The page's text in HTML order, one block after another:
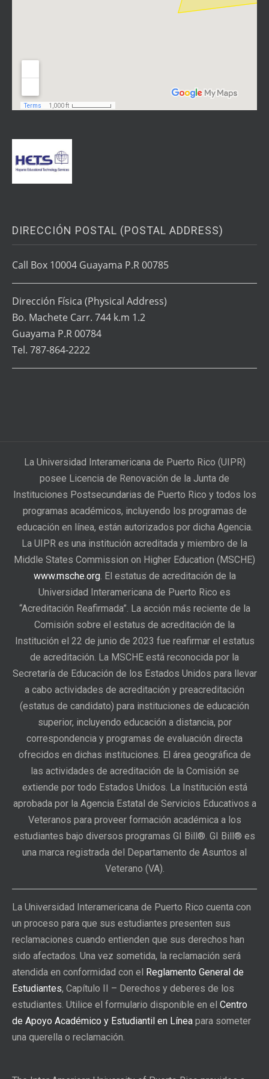
DIRECCIÓN POSTAL (POSTAL ADDRESS)
Call Box 10004 Guayama P.R 00785
Dirección Física (Physical Address)
Bo. Machete Carr. 744 k.m 1.2
Guayama P.R 00784
Tel. 787-864-2222
La Universidad Interamericana de Puerto Rico (UIPR)
posee Licencia de Renovación de la Junta de
Instituciones Postsecundarias de Puerto Rico y todos los
programas académicos, incluyendo los programas de
educación en línea, están autorizados por dicha Agencia.
La UIPR es una institución acreditada y miembro de la
Middle States Commission on Higher Education (MSCHE)
www.msche.org. El estatus de acreditación de la
Universidad Interamericana de Puerto Rico es
“Acreditación Reafirmada”. La acción más reciente de la
Comisión sobre el estatus de acreditación de la
Institución el 22 de junio de 2023 fue reafirmar el estatus
de acreditación. La MSCHE está reconocida por la
Secretaría de Educación de los Estados Unidos para llevar
a cabo actividades de acreditación y preacreditación
(estatus de candidato) para instituciones de educación
superior, incluyendo educación a distancia, por
correspondencia y programas de evaluación directa
ofrecidos en dichas instituciones. El área geográfica de
las actividades de acreditación de la Comisión se
extiende por todo Estados Unidos. La Institución está
aprobada por la Agencia Estatal de Servicios Educativos a
Veteranos para proveer formación académica a los
estudiantes bajo diversos programas GI Bill®. GI Bill® es
una marca registrada del Departamento de Asuntos al
Veterano (VA).
La Universidad Interamericana de Puerto Rico cuenta con
un proceso para que sus estudiantes presenten sus
reclamaciones cuando entienden que sus derechos han
sido afectados. Una vez sometida, la reclamación será
atendida en conformidad con el Reglamento General de
Estudiantes, Capítulo II – Derechos y deberes de los
estudiantes. Utilice el formulario disponible en el Centro
de Apoyo Académico y Estudiantil en Línea para someter
una querella o reclamación.